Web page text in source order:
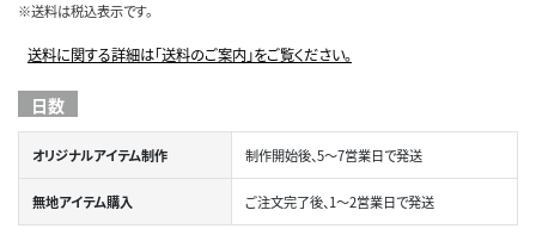
※送料は税込表示です。
送料に関する詳細は「送料のご案内」をご覧ください。
日数
オリジナルアイテム制作 制作開始後、5～7営業日で発送
無地アイテム購入 ご注文完了後、1～2営業日で発送